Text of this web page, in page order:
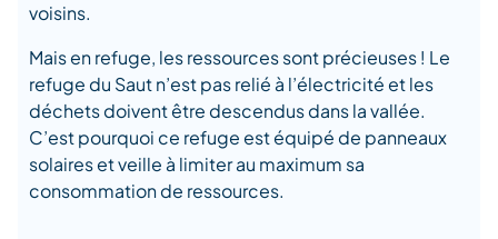
voisins.
Mais en refuge, les ressources sont précieuses ! Le
refuge du Saut n’est pas relié à l’électricité et les
déchets doivent être descendus dans la vallée.
C’est pourquoi ce refuge est équipé de panneaux
solaires et veille à limiter au maximum sa
consommation de ressources.